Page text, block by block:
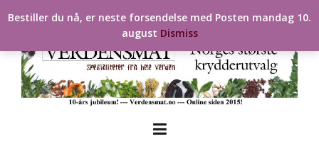
toBestiller du nå, er neste forsendelse med Posten mandag 10.
august Dismiss